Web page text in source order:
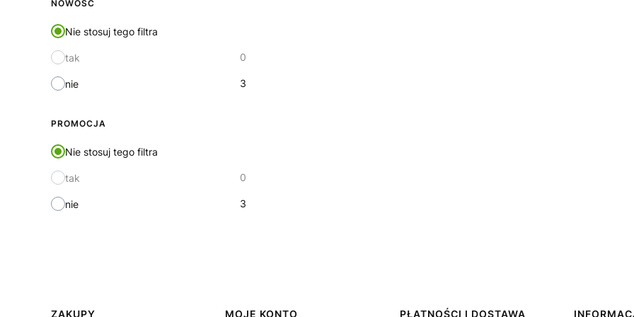
NOWOŚĆ
Nie stosuj tego filtra
tak 0
nie 3
PROMOCJA
Nie stosuj tego filtra
tak 0
nie 3
ZAKUPY MOJE KONTO PŁATNOŚCI I DOSTAWA